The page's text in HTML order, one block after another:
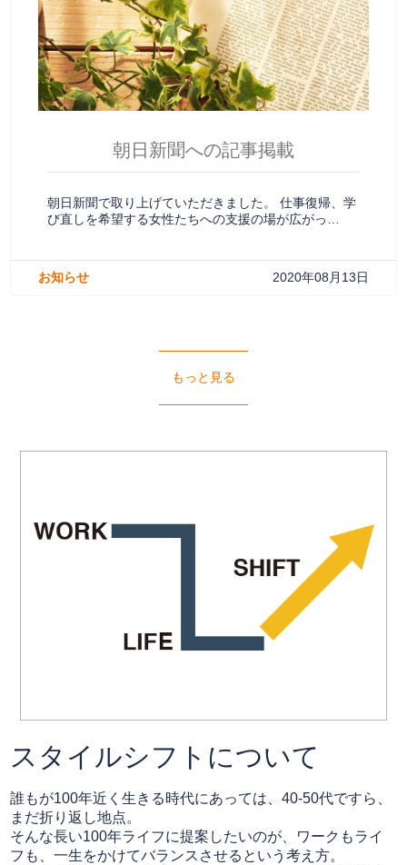
朝日新聞への記事掲載
朝日新聞で取り上げていただきました。 仕事復帰、学
び直しを希望する女性たちへの支援の場が広がっ…
お知らせ 2020年08月13日
もっと見る
スタイルシフトについて
誰もが100年近く生きる時代にあっては、40-50代ですら、
まだ折り返し地点。
そんな長い100年ライフに提案したいのが、ワークもライ
フも、一生をかけてバランスさせるという考え方。